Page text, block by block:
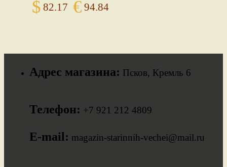
$ 82.17 € 94.84
Адрес магазина: Псков, Кремль 6
Телефон: +7 921 212 4809
E-mail: magazin-starinnih-vechei@mail.ru